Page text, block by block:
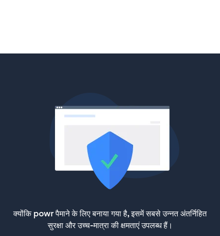
क्योंकि powr पैमाने के लिए बनाया गया है, इसमें सबसे उन्नत अंतर्निहित
सुरक्षा और उच्च-मात्रा की क्षमताएं उपलब्ध हैं।